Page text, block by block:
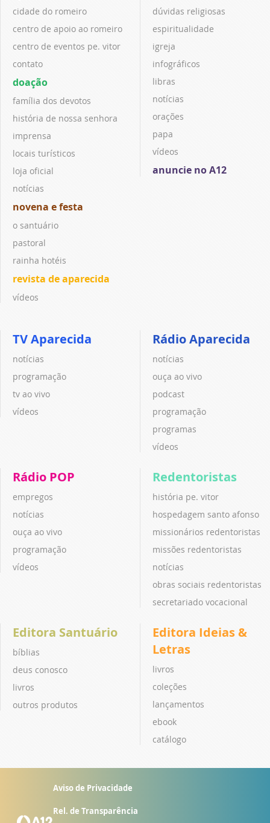
cidade do romeiro
centro de apoio ao romeiro
centro de eventos pe. vitor
contato
doação
família dos devotos
história de nossa senhora
imprensa
locais turísticos
loja oficial
notícias
novena e festa
o santuário
pastoral
rainha hotéis
revista de aparecida
vídeos
dúvidas religiosas
espiritualidade
igreja
infográficos
libras
notícias
orações
papa
vídeos
anuncie no A12
TV Aparecida
notícias
programação
tv ao vivo
vídeos
Rádio Aparecida
notícias
ouça ao vivo
podcast
programação
programas
vídeos
Rádio POP
empregos
notícias
ouça ao vivo
programação
vídeos
Redentoristas
história pe. vitor
hospedagem santo afonso
missionários redentoristas
missões redentoristas
notícias
obras sociais redentoristas
secretariado vocacional
Editora Santuário
bíblias
deus conosco
livros
outros produtos
Editora Ideias &
Letras
livros
coleções
lançamentos
ebook
catálogo
Aviso de Privacidade
Rel. de Transparência